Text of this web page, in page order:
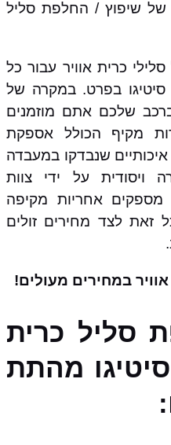
של שיפוץ / החלפת סליל
כרית אוויר עבור כל
סיטיגו בפרט. במקרה של
שלכם אתם מוזמנים
מקיף הכולל אספקת
איכותיים שנבדקו במעבדה
ויסודית על ידי צוות
מספקים אחריות מקיפה
זאת לצד מחירים זולים
במחירים מעולים!
סליל כרית
מהתת